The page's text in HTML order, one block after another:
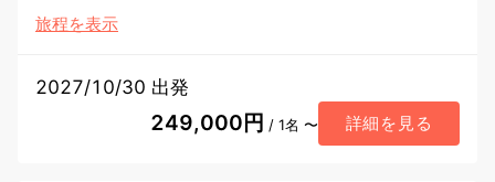
旅程を表示
2027/10/30 出発
249,000円 / 1名 〜 詳細を見る